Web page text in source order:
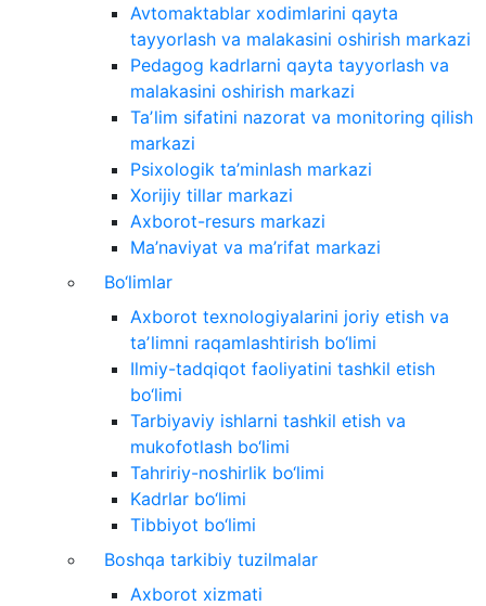
Avtomaktablar xodimlarini qayta
tayyorlash va malakasini oshirish markazi
Pedagog kadrlarni qayta tayyorlash va
malakasini oshirish markazi
Taʼlim sifatini nazorat va monitoring qilish
markazi
Psixologik ta’minlash markazi
Xorijiy tillar markazi
Axborot-resurs markazi
Ma’naviyat va ma’rifat markazi
Bo‘limlar
Axborot texnologiyalarini joriy etish va
taʼlimni raqamlashtirish bo‘limi
Ilmiy-tadqiqot faoliyatini tashkil etish
bo‘limi
Tarbiyaviy ishlarni tashkil etish va
mukofotlash bo‘limi
Tahririy-noshirlik bo‘limi
Kadrlar bo‘limi
Tibbiyot bo‘limi
Boshqa tarkibiy tuzilmalar
Axborot xizmati